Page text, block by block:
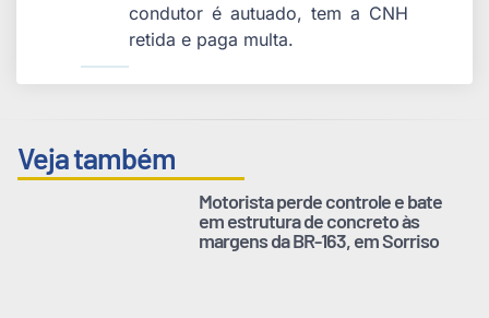
condutor é autuado, tem a CNH
retida e paga multa.
Veja também
Motorista perde controle e bate
em estrutura de concreto às
margens da BR-163, em Sorriso